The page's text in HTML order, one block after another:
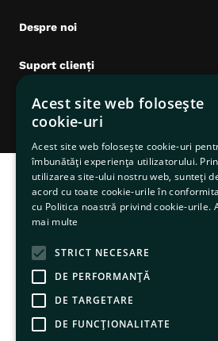
Despre noi
Suport clienți
Date comerciale
Acest site web folosește
cookie-uri
Acest site web folosește cookie-uri
îmbunătăți experiența utilizatorului. Prin
utilizarea site-ului nostru web, sunteți
acord cu toate cookie-urile în
cu Politica noastră privind cookie-urile.
mai multe
STRICT NECESARE
DE PERFORMANȚĂ
DE TARGETARE
DE FUNCŢIONALITATE